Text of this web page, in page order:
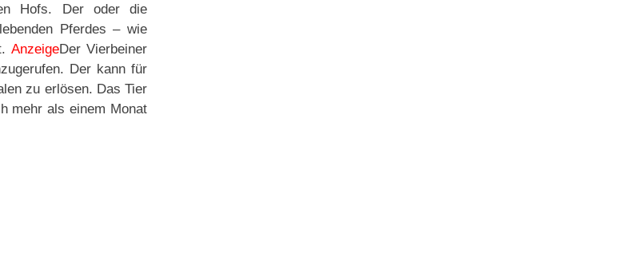
Hofs. Der oder die
Pferdes – wie
AnzeigeDer Vierbeiner
Der kann für
zu erlösen. Das Tier
mehr als einem Monat